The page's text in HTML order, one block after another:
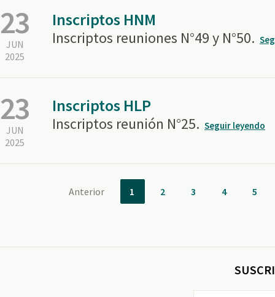
23
JUN
2025
Inscriptos HNM
Inscriptos reuniones N°49 y N°50.
23
JUN
2025
Inscriptos HLP
Inscriptos reunión N°25. Seguir leyendo
Anterior 1 2 3 4 5